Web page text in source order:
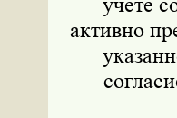
активно